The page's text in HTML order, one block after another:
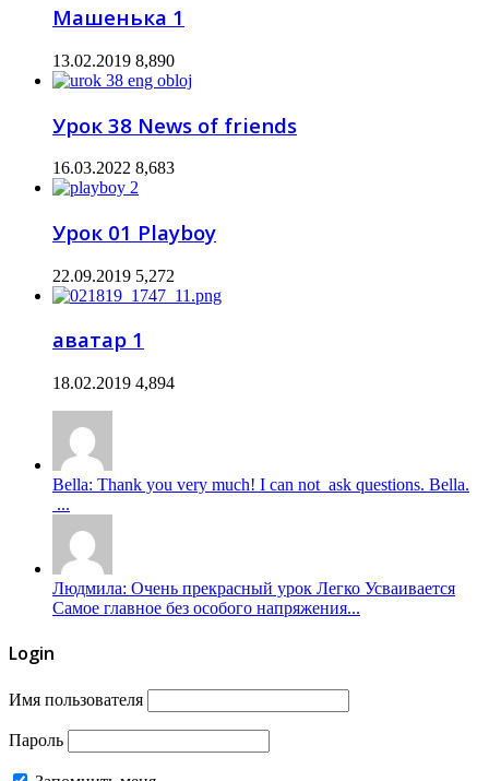
Машенька 1
13.02.2019 8,890
Урок 38 News of friends
16.03.2022 8,683
Урок 01 Playboy
22.09.2019 5,272
аватар 1
18.02.2019 4,894
Bella: Thank you very much! I can not ask questions. Bella.
...
Людмила: Очень прекрасный урок Легко Усваивается
Самое главное без особого напряжения...
Login
Имя пользователя
Пароль